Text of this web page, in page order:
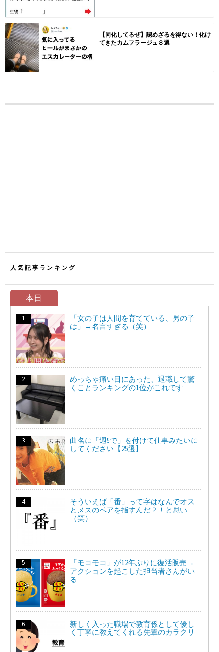
【同化してるぜ】認めざるを得ない！化け
てきたカムフラージュ８選
人気記事ランキング
本日
「女の子は人間を育てている、男の子
は」→名言すぎる（笑）
めっちゃ痛い目にあった、退職して驚
くことランキングの1位がこれです
曲名に「週5で」を付けて仕事みたいに
してください【25選】
そういえば「番」って字はなんでオス
とメスのペアを指すんだ？！と思い…
（笑）
「モコモコ」が12年ぶりに復活販売→
アクションを起こした担当者さんがい
る
新しく入った職場で教育係として優し
く丁寧に教えてくれる先輩のカラクリ